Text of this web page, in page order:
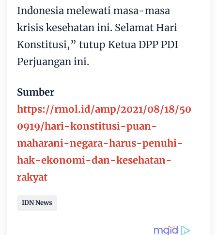
Indonesia melewati masa-masa
krisis kesehatan ini. Selamat Hari
Konstitusi,” tutup Ketua DPP PDI
Perjuangan ini.
Sumber
https://rmol.id/amp/2021/08/18/50
0919/hari-konstitusi-puan-
maharani-negara-harus-penuhi-
hak-ekonomi-dan-kesehatan-
rakyat
IDN News